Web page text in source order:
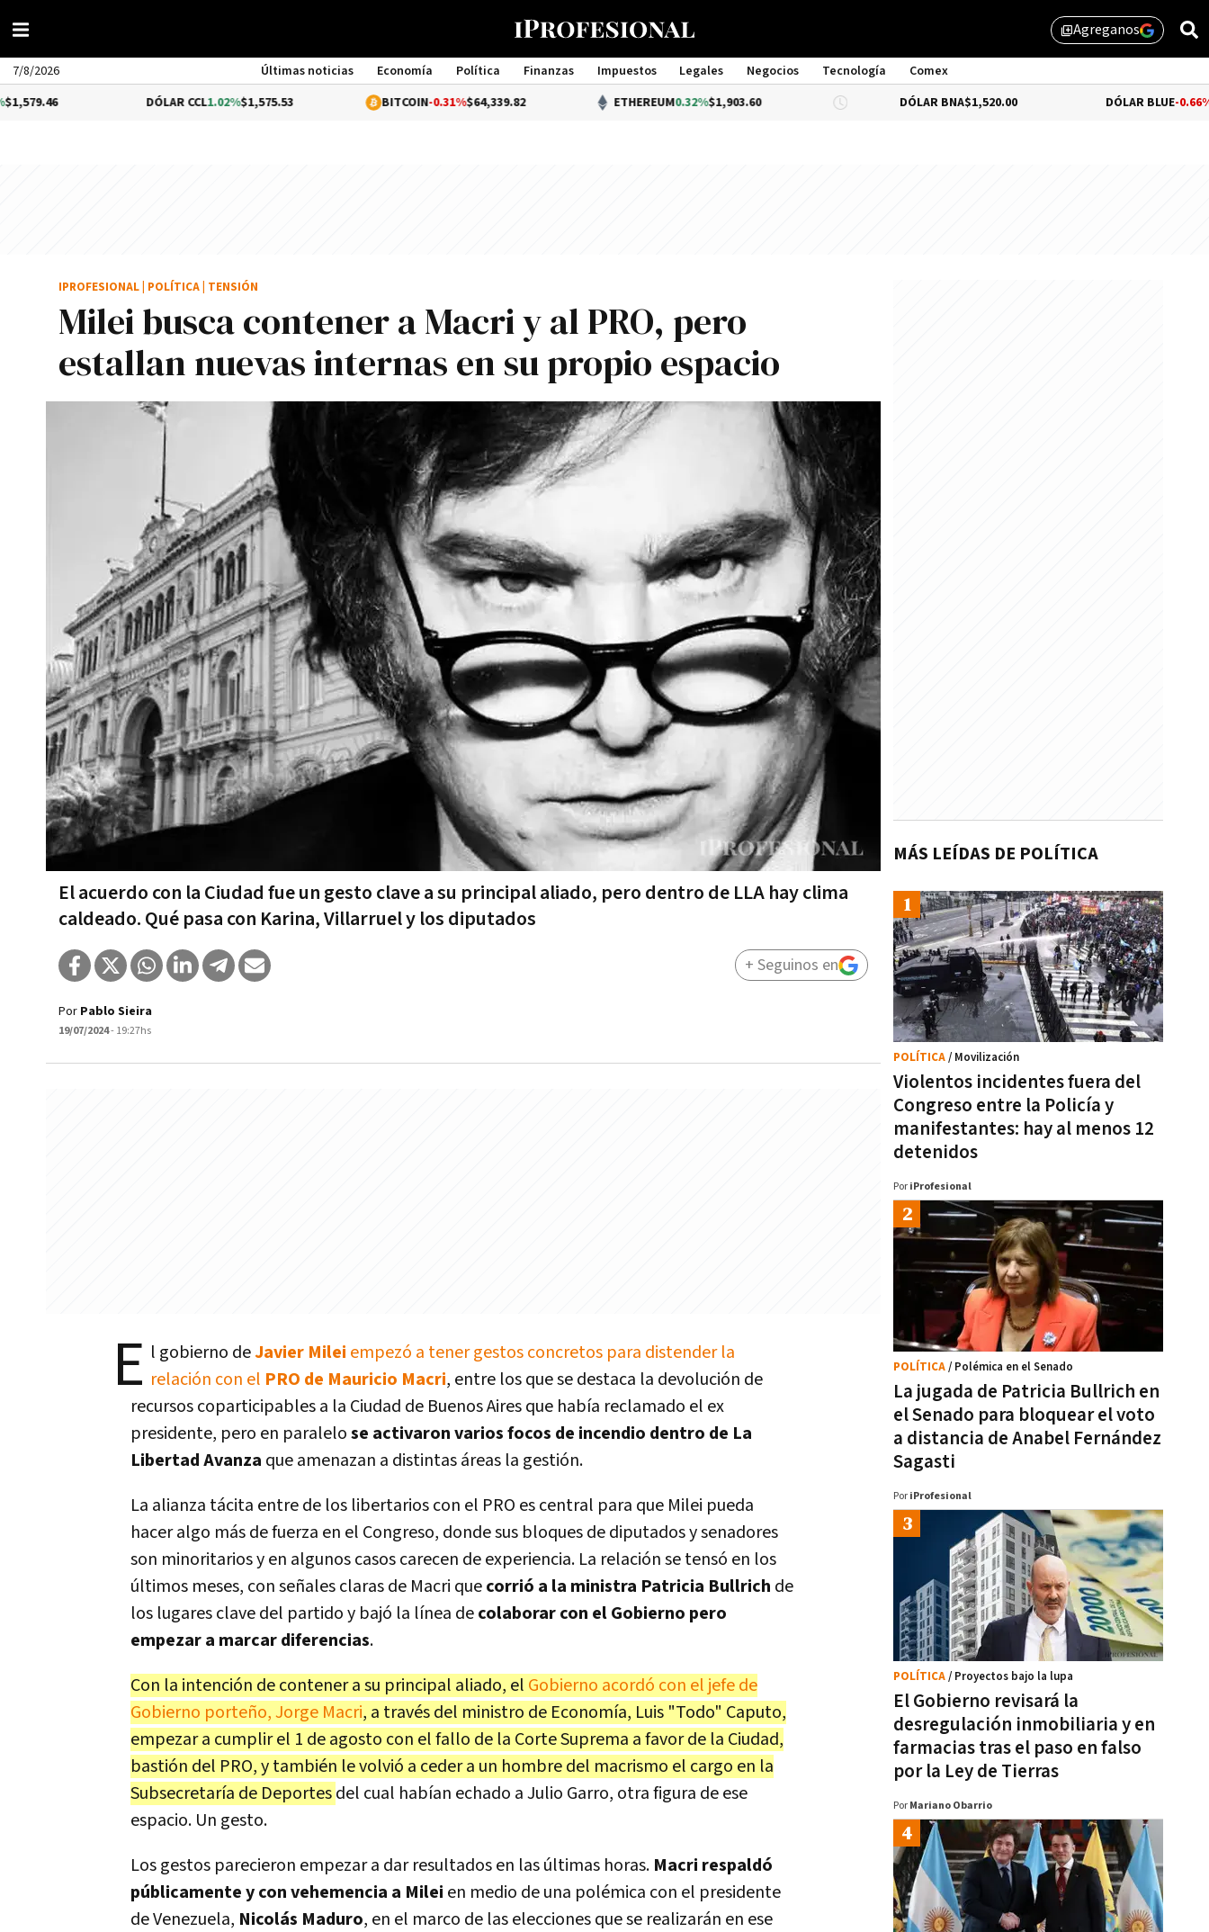
library_addAgreganos
7/8/2026 Últimas noticias Economía Política Finanzas Impuestos Legales Negocios Tecnología
Comex
Management
DÓLAR CCL1.02% $1,575.53 BITCOIN-0.31%$64,339.82 ETHEREUM0.32%$1,903.60 DÓLAR BNA$1,520.00 DÓLAR BLUE-0.66%
Milei busca contener a Macri y al PRO, pero
estallan nuevas internas en su propio espacio
El acuerdo con la Ciudad fue un gesto clave a su principal aliado, pero dentro de LLA hay clima
caldeado. Qué pasa con Karina, Villarruel y los diputados
IPROFESIONAL POLÍTICA TENSIÓN
Por Pablo Sieira
19/07/2024- 19:27hs
+ Seguinos en
E l gobierno deJavier Milei empezó a tener gestos concretos para distender la
relación con el PRO de Mauricio Macri, entre los que se destaca la devolución de
recursos coparticipables a la Ciudad de Buenos Aires que había reclamado el ex
presidente, pero en paralelose activaron varios focos de incendio dentro de La
Libertad Avanza que amenazan a distintas áreas la gestión.
La alianza tácita entre de los libertarios con el PRO es central para que Milei pueda
hacer algo más de fuerza en el Congreso, donde sus bloques de diputados y senadores
son minoritarios y en algunos casos carecen de experiencia. La relación se tensó en los
últimos meses, con señales claras de Macri quecorrió a la ministra Patricia Bullrich de
los lugares clave del partido y bajó la línea decolaborar con el Gobierno pero
empezar a marcar diferencias.
Con la intención de contener a su principal aliado, el Gobierno acordó con el jefe de
Gobierno porteño, Jorge Macri, a través del ministro de Economía, Luis "Todo" Caputo,
empezar a cumplir el 1 de agosto con el fallo de la Corte Suprema a favor de la Ciudad,
bastión del PRO, y también le volvió a ceder a un hombre del macrismo el cargo en la
Subsecretaría de Deportesdel cual habían echado a Julio Garro, otra figura de ese
espacio. Un gesto.
Los gestos parecieron empezar a dar resultados en las últimas horas. Macri respaldó
públicamente y con vehemencia a Milei en medio de una polémica con el presidente
de Venezuela, Nicolás Maduro, en el marco de las elecciones que se realizarán en ese
MÁS LEÍDAS DE POLÍTICA
Violentos incidentes fuera del
Congreso entre la Policía y
manifestantes: hay al menos 12
detenidos
POLÍTICA/ Movilización
Por iProfesional
La jugada de Patricia Bullrich en
el Senado para bloquear el voto
a distancia de Anabel Fernández
Sagasti
POLÍTICA/ Polémica en el Senado
Por iProfesional
El Gobierno revisará la
desregulación inmobiliaria y en
farmacias tras el paso en falso
por la Ley de Tierras
POLÍTICA/ Proyectos bajo la lupa
Por Mariano Obarrio